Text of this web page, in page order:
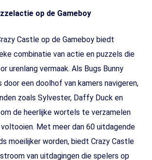
op de Gameboy
Castle op de Gameboy biedt
combinatie van actie en puzzels die
urenlang vermaak. Als Bugs Bunny
een doolhof van kamers navigeren,
zoals Sylvester, Daffy Duck en
de heerlijke wortels te verzamelen
Met meer dan 60 uitdagende
moeilijker worden, biedt Crazy Castle
van uitdagingen die spelers op